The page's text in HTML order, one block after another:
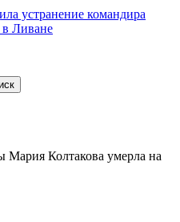
устранение командира
Ливане
Мария Колтакова умерла на